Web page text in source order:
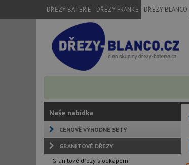
DŘEZY BATERIE DŘEZY FRANKE DŘEZY BLANCO
Naše nabídka
CENOVĚ VÝHODNÉ SETY
GRANITOVÉ DŘEZY
- Granitové dřezy s odkapem